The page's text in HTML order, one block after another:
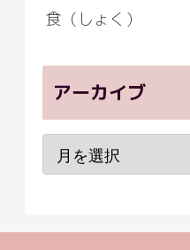
食（しょく）
アーカイブ